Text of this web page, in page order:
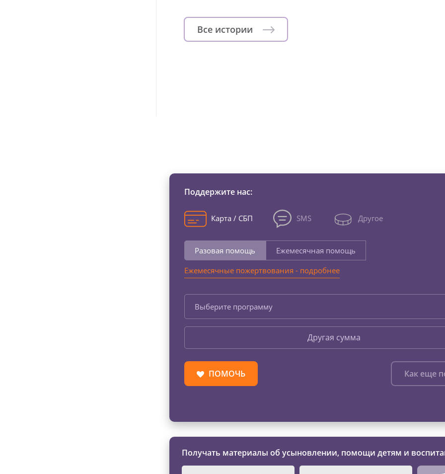
Все истории
Поддержите нас:
Карта / СБП SMS Другое
Разовая помощь
Ежемесячная помощь
Ежемесячные пожертвования - подробнее
Выберите программу
Другая сумма
ПОМОЧЬ Как еще
Получать материалы об усыновлении, помощи детям и